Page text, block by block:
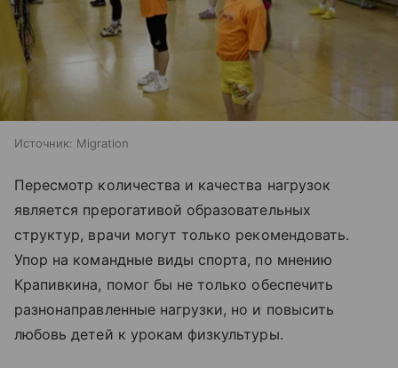
Источник: Migration
Пересмотр количества и качества нагрузок
является прерогативой образовательных
структур, врачи могут только рекомендовать.
Упор на командные виды спорта, по мнению
Крапивкина, помог бы не только обеспечить
разнонаправленные нагрузки, но и повысить
любовь детей к урокам физкультуры.